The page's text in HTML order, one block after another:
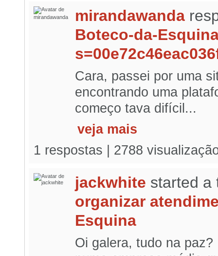
mirandawanda
Boteco-da-
Cara, passei por uma
encontrando uma
começo tava difícil...
veja mais
1 respostas | 2788
jackwhite started
organizar
Esquina
Oi galera, tudo na